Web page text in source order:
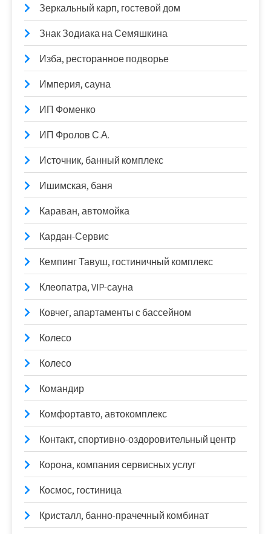
Зеркальный карп, гостевой дом
Знак Зодиака на Семяшкина
Изба, ресторанное подворье
Империя, сауна
ИП Фоменко
ИП Фролов С.А.
Источник, банный комплекс
Ишимская, баня
Караван, автомойка
Кардан-Сервис
Кемпинг Тавуш, гостиничный комплекс
Клеопатра, VIP-сауна
Ковчег, апартаменты с бассейном
Колесо
Колесо
Командир
Комфортавто, автокомплекс
Контакт, спортивно-оздоровительный центр
Корона, компания сервисных услуг
Космос, гостиница
Кристалл, банно-прачечный комбинат